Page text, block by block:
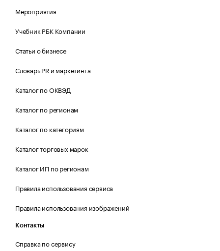
Мероприятия
Учебник РБК Компании
Статьи о бизнесе
Словарь PR и маркетинга
Каталог по ОКВЭД
Каталог по регионам
Каталог по категориям
Каталог торговых марок
Каталог ИП по регионам
Правила использования сервиса
Правила использования изображений
Контакты
Справка по сервису